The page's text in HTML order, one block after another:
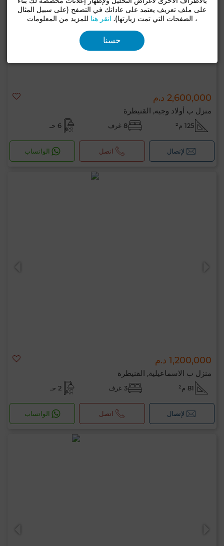
2,600,000 د.م
منزل ب أولاد وجيه, القنيطرة
125 م² 8 غرف 6 حـ
لإتصال اتصل الواتساب
1,200,000 د.م
منزل ب الاسماعيلية, القنيطرة
81 م² 3 غرف 2 حـ
لإتصال اتصل الواتساب
على ملف تعريف يعتمد على عاداتك في التصفح (على سبيل المثال
، الصفحات التي تمت زيارتها). انقر هنا للمزيد من المعلومات
حسنا